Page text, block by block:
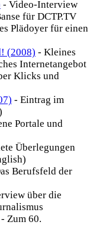
- Video-Interview
für DCTP.TV
Plädoyer für einen
(2008) - Kleines
Internetangebot
Klicks und
- Eintrag im
Portale und
Überlegungen
Berufsfeld der
über die
- Zum 60.